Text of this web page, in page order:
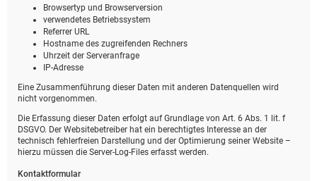
Browsertyp und Browserversion
verwendetes Betriebssystem
Referrer URL
Hostname des zugreifenden Rechners
Uhrzeit der Serveranfrage
IP-Adresse
Eine Zusammenführung dieser Daten mit anderen Datenquellen wird
nicht vorgenommen.
Die Erfassung dieser Daten erfolgt auf Grundlage von Art. 6 Abs. 1 lit. f
DSGVO. Der Websitebetreiber hat ein berechtigtes Interesse an der
technisch fehlerfreien Darstellung und der Optimierung seiner Website –
hierzu müssen die Server-Log-Files erfasst werden.
Kontaktformular